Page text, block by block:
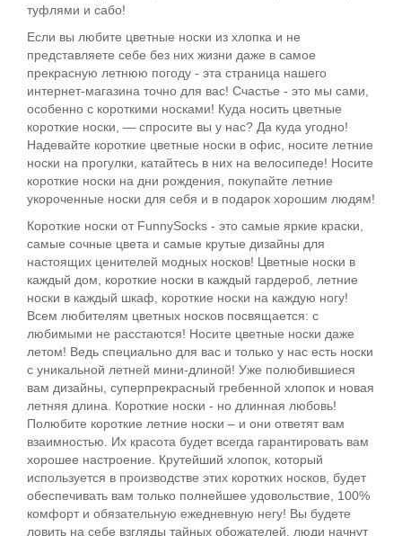
туфлями и сабо!
Если вы любите цветные носки из хлопка и не
представляете себе без них жизни даже в самое
прекрасную летнюю погоду - эта страница нашего
интернет-магазина точно для вас! Счастье - это мы сами,
особенно с короткими носками! Куда носить цветные
короткие носки, — спросите вы у нас? Да куда угодно!
Надевайте короткие цветные носки в офис, носите летние
носки на прогулки, катайтесь в них на велосипеде! Носите
короткие носки на дни рождения, покупайте летние
укороченные носки для себя и в подарок хорошим людям!
Короткие носки от FunnySocks - это самые яркие краски,
самые сочные цвета и самые крутые дизайны для
настоящих ценителей модных носков! Цветные носки в
каждый дом, короткие носки в каждый гардероб, летние
носки в каждый шкаф, короткие носки на каждую ногу!
Всем любителям цветных носков посвящается: с
любимыми не расстаются! Носите цветные носки даже
летом! Ведь специально для вас и только у нас есть носки
с уникальной летней мини-длиной! Уже полюбившиеся
вам дизайны, суперпрекрасный гребенной хлопок и новая
летняя длина. Короткие носки - но длинная любовь!
Полюбите короткие летние носки – и они ответят вам
взаимностью. Их красота будет всегда гарантировать вам
хорошее настроение. Крутейший хлопок, который
используется в производстве этих коротких носков, будет
обеспечивать вам только полнейшее удовольствие, 100%
комфорт и обязательную ежедневную негу! Вы будете
ловить на себе взгляды тайных обожателей, люди начнут